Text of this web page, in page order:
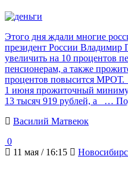
Этого дня ждали многие
президент России
увеличить на 10 процентов
пенсионерам, а также
процентов повысится МРОТ.
1 июня прожиточный
13 тысяч 919 рублей, а
…
Василий Матвеюк
0
11 мая / 16:15